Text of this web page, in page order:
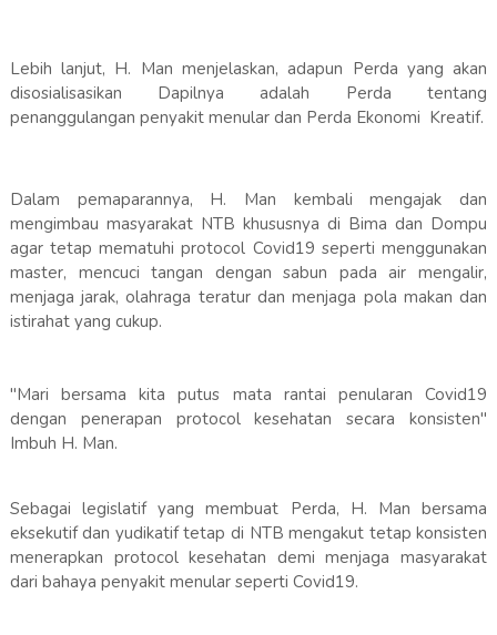
Lebih lanjut, H. Man menjelaskan, adapun Perda yang akan
disosialisasikan Dapilnya adalah Perda tentang
penanggulangan penyakit menular dan Perda Ekonomi Kreatif.
Dalam pemaparannya, H. Man kembali mengajak dan
mengimbau masyarakat NTB khususnya di Bima dan Dompu
agar tetap mematuhi protocol Covid19 seperti menggunakan
master, mencuci tangan dengan sabun pada air mengalir,
menjaga jarak, olahraga teratur dan menjaga pola makan dan
istirahat yang cukup.
"Mari bersama kita putus mata rantai penularan Covid19
dengan penerapan protocol kesehatan secara konsisten"
Imbuh H. Man.
Sebagai legislatif yang membuat Perda, H. Man bersama
eksekutif dan yudikatif tetap di NTB mengakut tetap konsisten
menerapkan protocol kesehatan demi menjaga masyarakat
dari bahaya penyakit menular seperti Covid19.